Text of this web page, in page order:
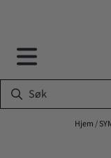
Hjem/